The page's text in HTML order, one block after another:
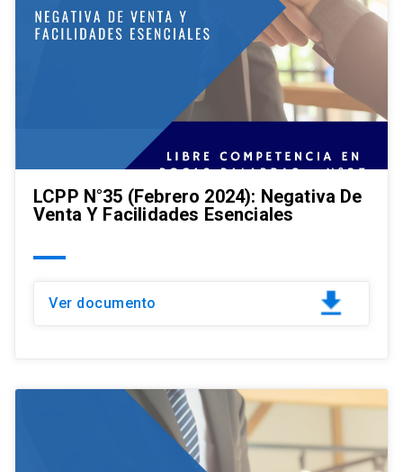
LCPP N°35 (Febrero 2024): Negativa De
Venta Y Facilidades Esenciales
Ver documento